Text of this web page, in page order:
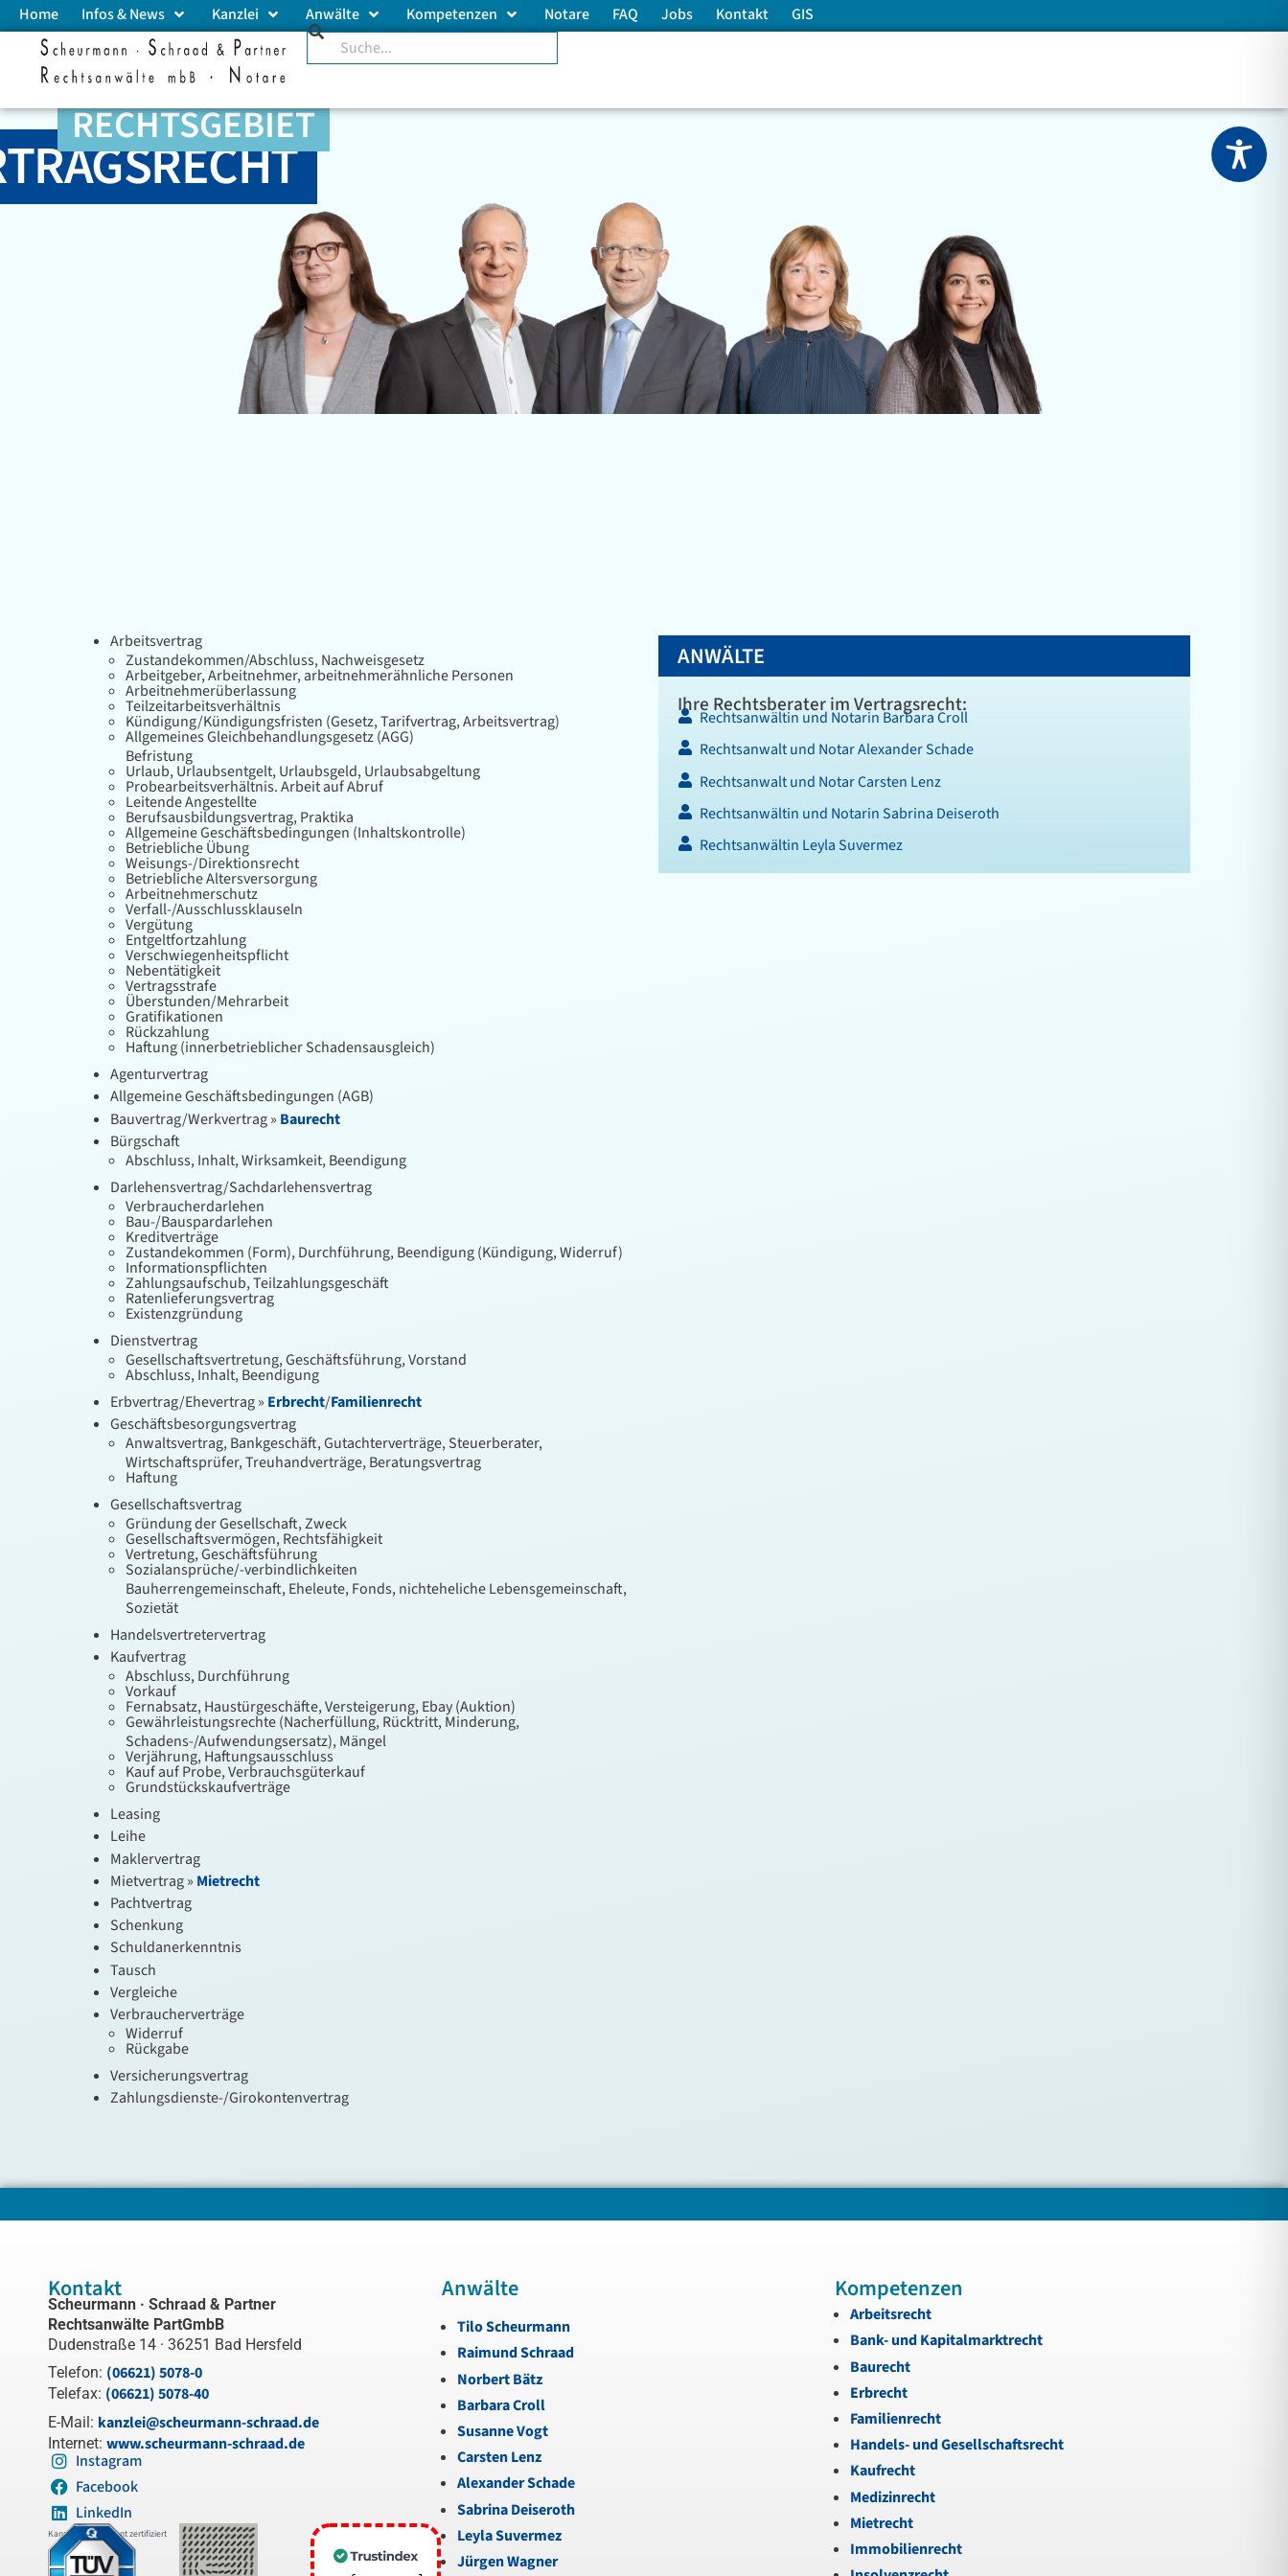
Home Infos & News Kanzlei Anwälte Kompetenzen Notare FAQ Jobs Kontakt GIS
RECHTSGEBIET
Arbeitsvertrag
Zustandekommen/Abschluss, Nachweisgesetz
Arbeitgeber, Arbeitnehmer, arbeitnehmerähnliche Personen
Arbeitnehmerüberlassung
Teilzeitarbeitsverhältnis
Kündigung/Kündigungsfristen (Gesetz, Tarifvertrag, Arbeitsvertrag)
Allgemeines Gleichbehandlungsgesetz (AGG)
Befristung
Urlaub, Urlaubsentgelt, Urlaubsgeld, Urlaubsabgeltung
Probearbeitsverhältnis. Arbeit auf Abruf
Leitende Angestellte
Berufsausbildungsvertrag, Praktika
Allgemeine Geschäftsbedingungen (Inhaltskontrolle)
Betriebliche Übung
Weisungs-/Direktionsrecht
Betriebliche Altersversorgung
Arbeitnehmerschutz
Verfall-/Ausschlussklauseln
Vergütung
Entgeltfortzahlung
Verschwiegenheitspflicht
Nebentätigkeit
Vertragsstrafe
Überstunden/Mehrarbeit
Gratifikationen
Rückzahlung
Haftung (innerbetrieblicher Schadensausgleich)
Agenturvertrag
Allgemeine Geschäftsbedingungen (AGB)
Bauvertrag/Werkvertrag » Baurecht
Bürgschaft
Abschluss, Inhalt, Wirksamkeit, Beendigung
Darlehensvertrag/Sachdarlehensvertrag
Verbraucherdarlehen
Bau-/Bauspardarlehen
Kreditverträge
Zustandekommen (Form), Durchführung, Beendigung (Kündigung, Widerruf)
Informationspflichten
Zahlungsaufschub, Teilzahlungsgeschäft
Ratenlieferungsvertrag
Existenzgründung
Dienstvertrag
Gesellschaftsvertretung, Geschäftsführung, Vorstand
Abschluss, Inhalt, Beendigung
Erbvertrag/Ehevertrag » Erbrecht/Familienrecht
Geschäftsbesorgungsvertrag
Anwaltsvertrag, Bankgeschäft, Gutachterverträge, Steuerberater,
Wirtschaftsprüfer, Treuhandverträge, Beratungsvertrag
Haftung
Gesellschaftsvertrag
Gründung der Gesellschaft, Zweck
Gesellschaftsvermögen, Rechtsfähigkeit
Vertretung, Geschäftsführung
Sozialansprüche/-verbindlichkeiten
Bauherrengemeinschaft, Eheleute, Fonds, nichteheliche Lebensgemeinschaft,
Sozietät
Handelsvertretervertrag
Kaufvertrag
Abschluss, Durchführung
Vorkauf
Fernabsatz, Haustürgeschäfte, Versteigerung, Ebay (Auktion)
Gewährleistungsrechte (Nacherfüllung, Rücktritt, Minderung,
Schadens-/Aufwendungsersatz), Mängel
Verjährung, Haftungsausschluss
Kauf auf Probe, Verbrauchsgüterkauf
Grundstückskaufverträge
Leasing
Leihe
Maklervertrag
Mietvertrag » Mietrecht
Pachtvertrag
Schenkung
Schuldanerkenntnis
Tausch
Vergleiche
Verbraucherverträge
Widerruf
Rückgabe
Versicherungsvertrag
Zahlungsdienste-/Girokontenvertrag
ANWÄLTE
Ihre Rechtsberater im Vertragsrecht:
Rechtsanwältin und Notarin Barbara Croll
Rechtsanwalt und Notar Alexander Schade
Rechtsanwalt und Notar Carsten Lenz
Rechtsanwältin und Notarin Sabrina Deiseroth
Rechtsanwältin Leyla Suvermez
Kontakt
Scheurmann · Schraad & Partner
Rechtsanwälte PartGmbB
Dudenstraße 14 · 36251 Bad Hersfeld
Telefon: (06621) 5078-0
Telefax: (06621) 5078-40
E-Mail: kanzlei@scheurmann-schraad.de
Internet: www.scheurmann-schraad.de
Instagram
Facebook
LinkedIn
Kanzleimanagement zertifiziert
Anwälte
Tilo Scheurmann
Raimund Schraad
Norbert Bätz
Barbara Croll
Susanne Vogt
Carsten Lenz
Alexander Schade
Sabrina Deiseroth
Leyla Suvermez
Jürgen Wagner
Kompetenzen
Arbeitsrecht
Bank- und Kapitalmarktrecht
Baurecht
Erbrecht
Familienrecht
Handels- und Gesellschaftsrecht
Kaufrecht
Medizinrecht
Mietrecht
Immobilienrecht